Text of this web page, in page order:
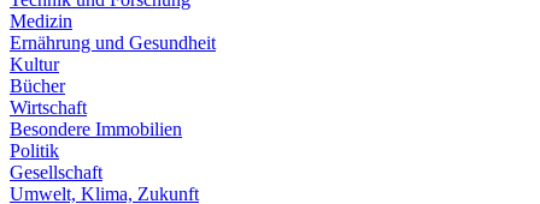
Medizin
Ernährung und Gesundheit
Kultur
Bücher
Wirtschaft
Besondere Immobilien
Politik
Gesellschaft
Umwelt, Klima, Zukunft